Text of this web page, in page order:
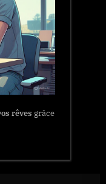
rêves grâce